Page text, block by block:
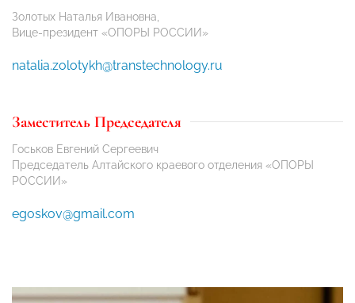
Золотых Наталья Ивановна,
Вице-президент «ОПОРЫ РОССИИ»
natalia.zolotykh@transtechnology.ru
Заместитель Председателя
Госьков Евгений Сергеевич
Председатель Алтайского краевого отделения «ОПОРЫ
РОССИИ»
egoskov@gmail.com